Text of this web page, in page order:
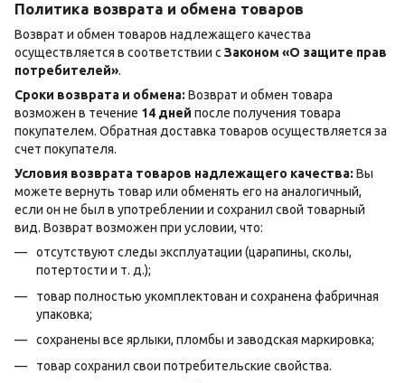
Политика возврата и обмена товаров
Возврат и обмен товаров надлежащего качества
осуществляется в соответствии сЗаконом «О защите прав
потребителей».
Сроки возврата и обмена: Возврат и обмен товара
возможен в течение 14 дней после получения товара
покупателем. Обратная доставка товаров осуществляется за
счет покупателя.
Условия возврата товаров надлежащего качества: Вы
можете вернуть товар или обменять его на аналогичный,
если он не был в употреблении и сохранил свой товарный
вид. Возврат возможен при условии, что:
отсутствуют следы эксплуатации (царапины, сколы,
потертости и т. д.);
товар полностью укомплектован и сохранена фабричная
упаковка;
сохранены все ярлыки, пломбы и заводская маркировка;
товар сохранил свои потребительские свойства.